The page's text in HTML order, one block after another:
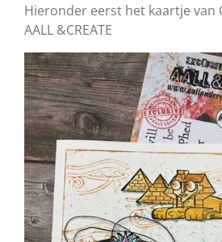
Hieronder eerst het kaartje van
AALL &CREATE